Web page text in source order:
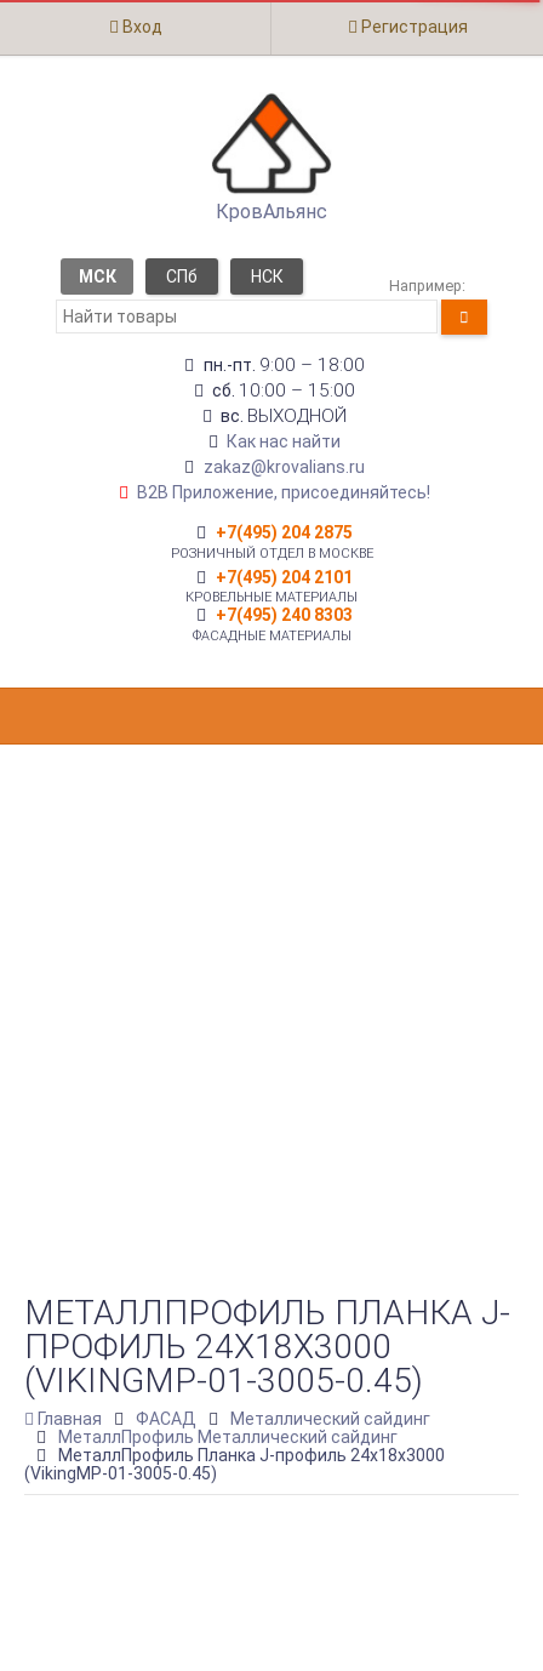
Вход Регистрация
КровАльянс
МСК СПб НСК Например:
пн.-пт. 9:00 – 18:00
сб. 10:00 – 15:00
вс. ВЫХОДНОЙ
Как нас найти
zakaz@krovalians.ru
B2B Приложение, присоединяйтесь!
+7(495) 204 2875
РОЗНИЧНЫЙ ОТДЕЛ В МОСКВЕ
+7(495) 204 2101
КРОВЕЛЬНЫЕ МАТЕРИАЛЫ
+7(495) 240 8303
ФАСАДНЫЕ МАТЕРИАЛЫ
МЕТАЛЛПРОФИЛЬ ПЛАНКА J-
ПРОФИЛЬ 24Х18Х3000
(VIKINGMP-01-3005-0.45)
Главная ФАСАД
Металлический сайдинг
МеталлПрофиль Металлический сайдинг
МеталлПрофиль Планка J-профиль 24х18х3000
(VikingMP-01-3005-0.45)